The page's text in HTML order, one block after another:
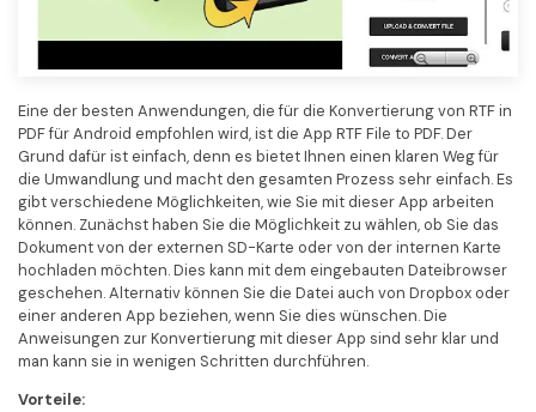
Eine der besten Anwendungen, die für die Konvertierung von RTF in
PDF für Android empfohlen wird, ist die App RTF File to PDF. Der
Grund dafür ist einfach, denn es bietet Ihnen einen klaren Weg für
die Umwandlung und macht den gesamten Prozess sehr einfach. Es
gibt verschiedene Möglichkeiten, wie Sie mit dieser App arbeiten
können. Zunächst haben Sie die Möglichkeit zu wählen, ob Sie das
Dokument von der externen SD-Karte oder von der internen Karte
hochladen möchten. Dies kann mit dem eingebauten Dateibrowser
geschehen. Alternativ können Sie die Datei auch von Dropbox oder
einer anderen App beziehen, wenn Sie dies wünschen. Die
Anweisungen zur Konvertierung mit dieser App sind sehr klar und
man kann sie in wenigen Schritten durchführen.
Vorteile: